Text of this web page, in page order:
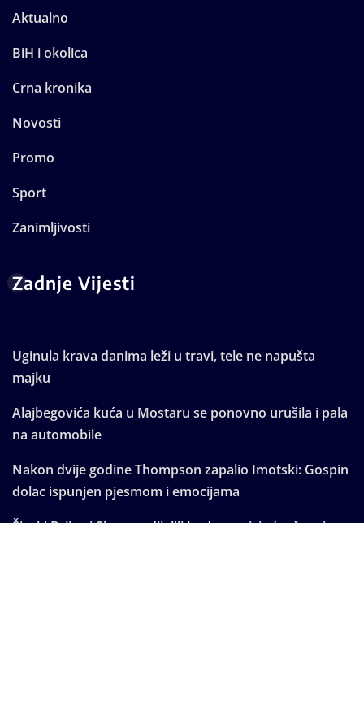
Aktualno
BiH i okolica
Crna kronika
Novosti
Promo
Sport
Zanimljivosti
Zadnje Vijesti
Uginula krava danima leži u travi, tele ne napušta
majku
Alajbegovića kuća u Mostaru se ponovno urušila i pala
na automobile
Nakon dvije godine Thompson zapalio Imotski: Gospin
dolac ispunjen pjesmom i emocijama
Široki Brijeg i Sloga podijelili bodove u izjednačenoj